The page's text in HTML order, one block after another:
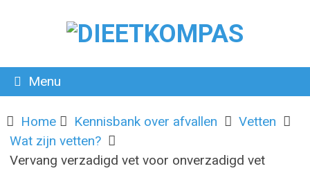
Menu
Home Kennisbank over afvallen
Vetten
Wat zijn vetten?
Vervang verzadigd vet voor onverzadigd vet